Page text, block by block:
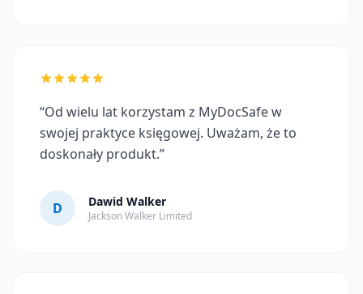
“Od wielu lat korzystam z MyDocSafe w
swojej praktyce księgowej. Uważam, że to
doskonały produkt.”
D Dawid Walker
Jackson Walker Limited